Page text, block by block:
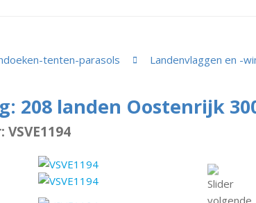
tenten-parasols Landenvlaggen en -
208 landen Oostenrijk